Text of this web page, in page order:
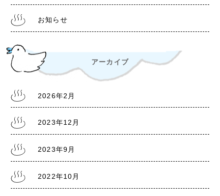
2022.10.28
令和4年11月1日より 入浴料金改定について
2022.6.30
熊本銭湯『松の湯』 営業時間等変更のお知らせ
熊本銭湯『大福湯』 営業のお知らせ
2022.1.20
お知らせ
アーカイブ
2026年2月
2023年12月
2023年9月
2022年10月